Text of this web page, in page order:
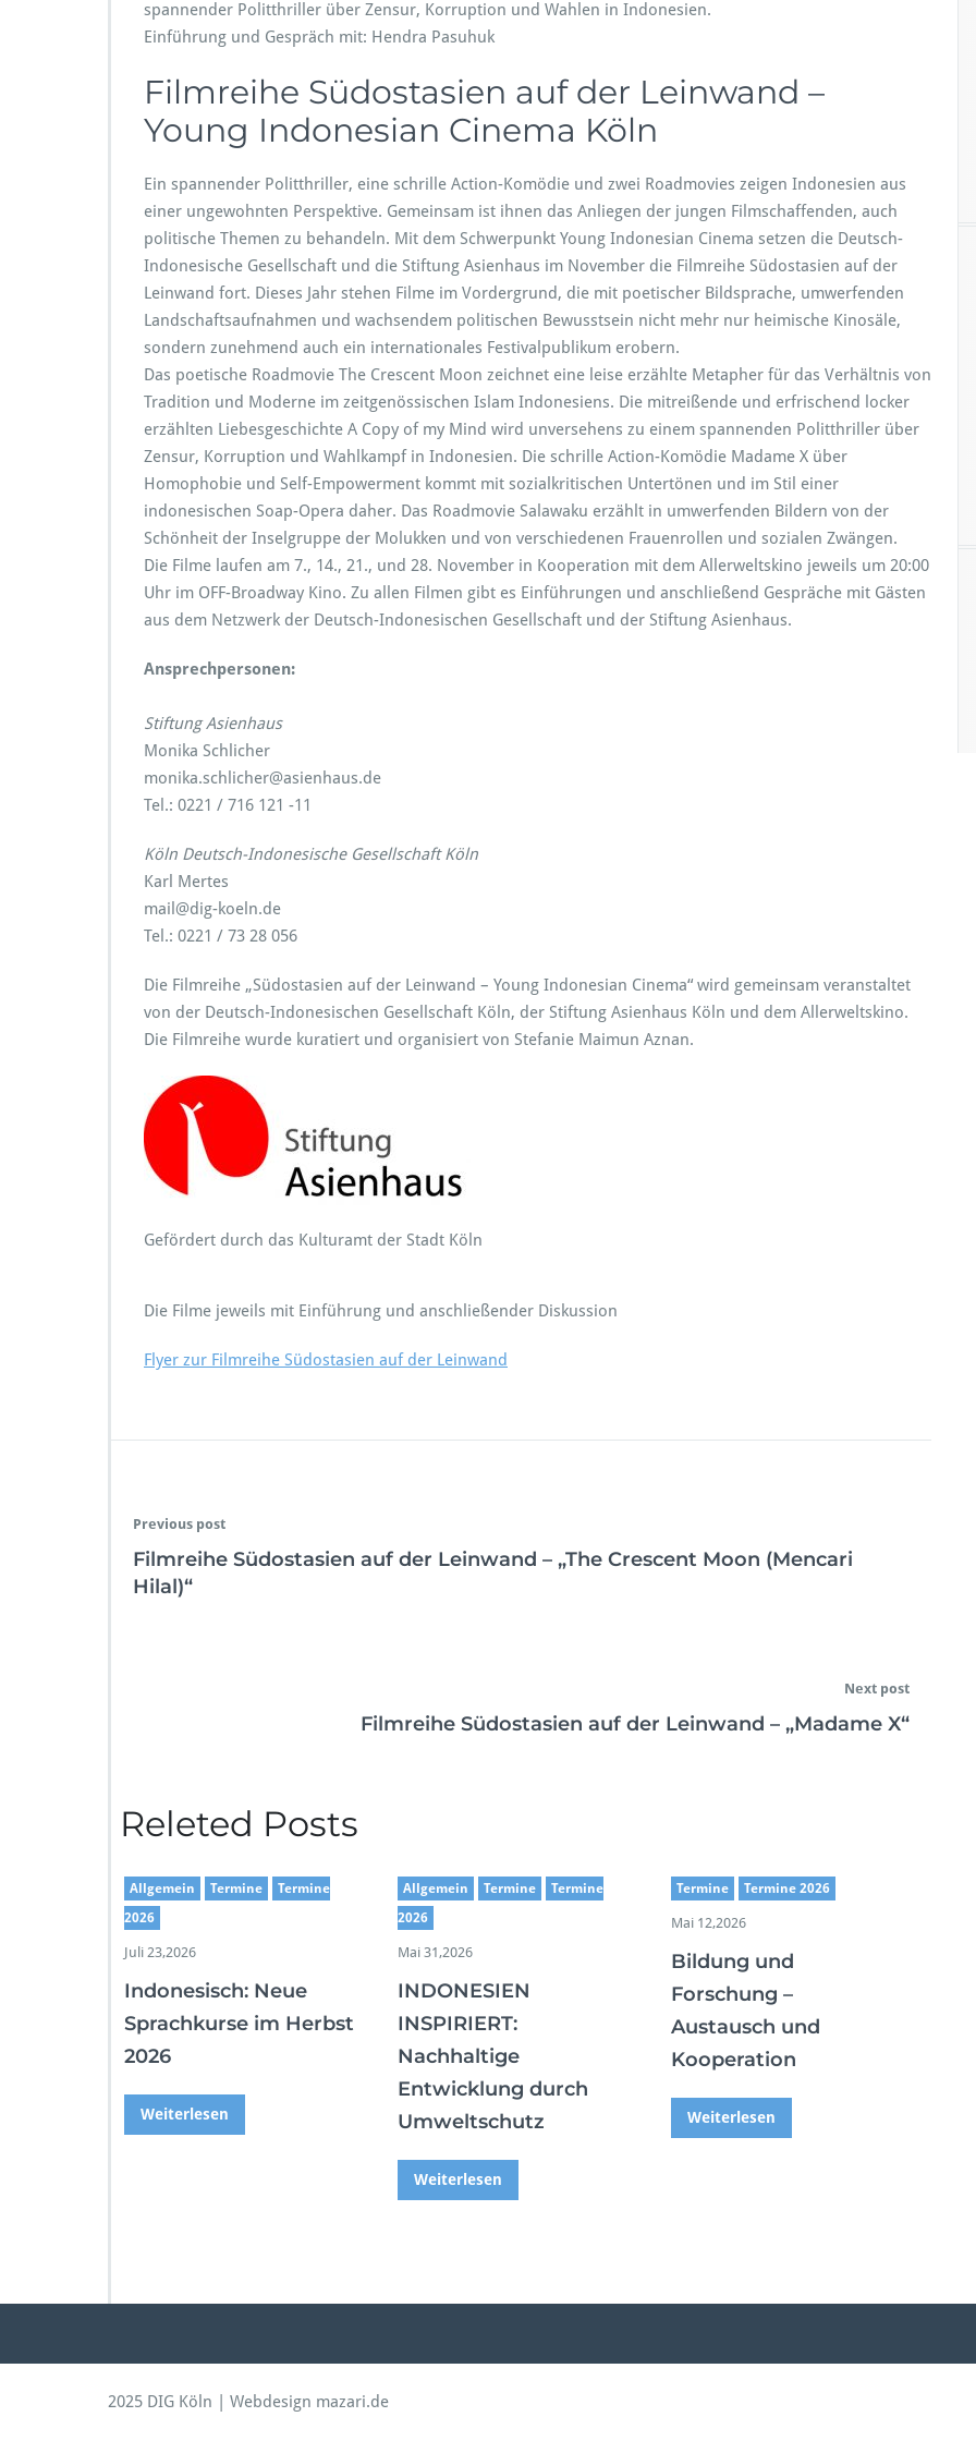
y
M
n
spannender Politthriller über Zensur, Korruption und Wahlen in Indonesien.
Einführung und Gespräch mit: Hendra Pasuhuk
Filmreihe Südostasien auf der Leinwand –
Young Indonesian Cinema Köln
Ein spannender Politthriller, eine schrille Action-Komödie und zwei Roadmovies zeigen Indonesien aus
einer ungewohnten Perspektive. Gemeinsam ist ihnen das Anliegen der jungen Filmschaffenden, auch
politische Themen zu behandeln. Mit dem Schwerpunkt Young Indonesian Cinema setzen die Deutsch-
Indonesische Gesellschaft und die Stiftung Asienhaus im November die Filmreihe Südostasien auf der
Leinwand fort. Dieses Jahr stehen Filme im Vordergrund, die mit poetischer Bildsprache, umwerfenden
Landschaftsaufnahmen und wachsendem politischen Bewusstsein nicht mehr nur heimische Kinosäle,
sondern zunehmend auch ein internationales Festivalpublikum erobern.
Das poetische Roadmovie The Crescent Moon zeichnet eine leise erzählte Metapher für das Verhältnis von
Tradition und Moderne im zeitgenössischen Islam Indonesiens. Die mitreißende und erfrischend locker
erzählten Liebesgeschichte A Copy of my Mind wird unversehens zu einem spannenden Politthriller über
Zensur, Korruption und Wahlkampf in Indonesien. Die schrille Action-Komödie Madame X über
Homophobie und Self-Empowerment kommt mit sozialkritischen Untertönen und im Stil einer
indonesischen Soap-Opera daher. Das Roadmovie Salawaku erzählt in umwerfenden Bildern von der
Schönheit der Inselgruppe der Molukken und von verschiedenen Frauenrollen und sozialen Zwängen.
Die Filme laufen am 7., 14., 21., und 28. November in Kooperation mit dem Allerweltskino jeweils um 20:00
Uhr im OFF-Broadway Kino. Zu allen Filmen gibt es Einführungen und anschließend Gespräche mit Gästen
aus dem Netzwerk der Deutsch-Indonesischen Gesellschaft und der Stiftung Asienhaus.
Ansprechpersonen:
Stiftung Asienhaus
Monika Schlicher
monika.schlicher@asienhaus.de
Tel.: 0221 / 716 121 -11
Köln Deutsch-Indonesische Gesellschaft Köln
Karl Mertes
mail@dig-koeln.de
Tel.: 0221 / 73 28 056
Die Filmreihe „Südostasien auf der Leinwand – Young Indonesian Cinema“ wird gemeinsam veranstaltet
von der Deutsch-Indonesischen Gesellschaft Köln, der Stiftung Asienhaus Köln und dem Allerweltskino.
Die Filmreihe wurde kuratiert und organisiert von Stefanie Maimun Aznan.
Gefördert durch das Kulturamt der Stadt Köln
Die Filme jeweils mit Einführung und anschließender Diskussion
Flyer zur Filmreihe Südostasien auf der Leinwand
Previous post
Filmreihe Südostasien auf der Leinwand – „The Crescent Moon (Mencari
Hilal)“
Next post
Filmreihe Südostasien auf der Leinwand – „Madame X“
Releted Posts
Allgemein Termine
Termine
2026
Juli 23,2026
Indonesisch: Neue
Sprachkurse im Herbst
2026
Weiterlesen
Allgemein Termine
Termine
2026
Mai 31,2026
INDONESIEN
INSPIRIERT:
Nachhaltige
Entwicklung durch
Umweltschutz
Weiterlesen
Termine Termine 2026
Mai 12,2026
Bildung und
Forschung –
Austausch und
Kooperation
Weiterlesen
2025 DIG Köln | Webdesign mazari.de